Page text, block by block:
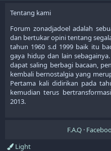
Tentang kami
Forum zonadjadoel adalah
dan bertukar opini tentang
tahun 1960 s.d 1999 baik itu
gaya hidup dan lain
dapat saling berbagi bacaan,
kembali bernostalgia yang
Pertama kali didirikan pada
kemudian terus
2013.
F.A.Q
Light